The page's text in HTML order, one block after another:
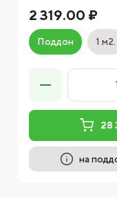
2 319.00 ₽
Поддон 1 м2.
28
на